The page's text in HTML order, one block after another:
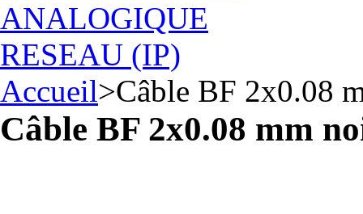
ANALOGIQUE
RESEAU (IP)
Accueil>Câble BF 2x0.08
Câble BF 2x0.08 mm